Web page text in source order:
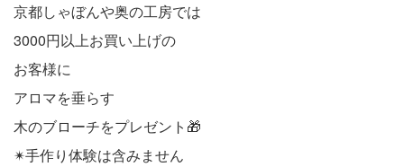
京都しゃぼんや奥の工房では
3000円以上お買い上げの
お客様に
アロマを垂らす
木のブローチをプレゼント🎁
✴︎手作り体験は含みません